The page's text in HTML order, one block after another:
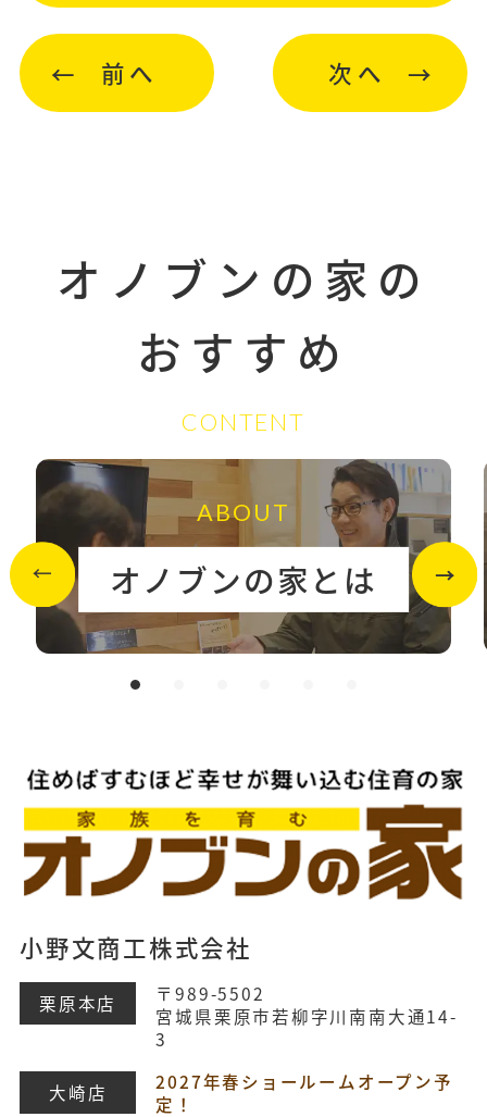
前へ 次へ
オノブンの家の
おすすめ
CONTENT
ABOUT
オノブンの家とは
小野文商工株式会社
栗原本店
〒989-5502
宮城県栗原市若柳字川南南大通14-
3
大崎店
2027年春ショールームオープン予
定！